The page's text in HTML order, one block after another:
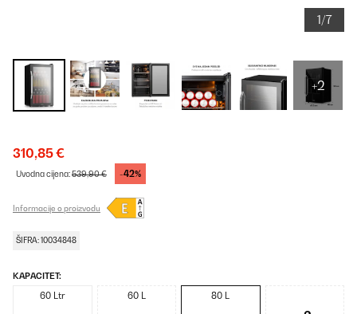
1/7
+2
310,85 €
Uvodna cijena:539,90 € -42%
Informacije o proizvodu
ŠIFRA: 10034848
KAPACITET:
60 Ltr 60 L 80 L